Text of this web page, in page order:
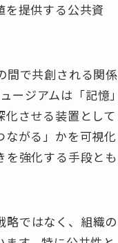
を提供する公共資
間で共創される関係
ジアムは「記憶」
させる装置として
がる」かを可視化
を強化する手段とも
略ではなく、組織の